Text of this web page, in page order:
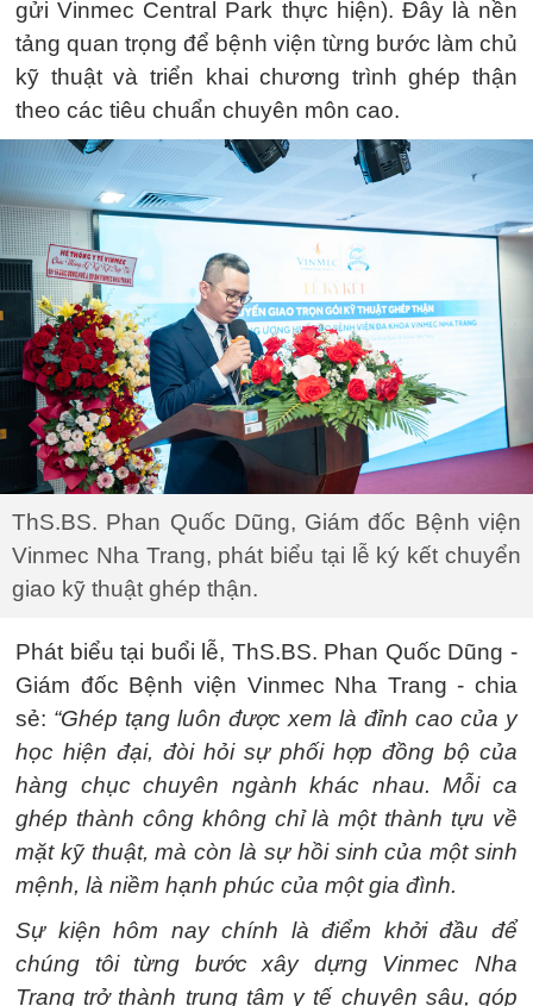
gửi Vinmec Central Park thực hiện). Đây là nền
tảng quan trọng để bệnh viện từng bước làm chủ
kỹ thuật và triển khai chương trình ghép thận
theo các tiêu chuẩn chuyên môn cao.
ThS.BS. Phan Quốc Dũng, Giám đốc Bệnh viện
Vinmec Nha Trang, phát biểu tại lễ ký kết chuyển
giao kỹ thuật ghép thận.
Phát biểu tại buổi lễ, ThS.BS. Phan Quốc Dũng -
Giám đốc Bệnh viện Vinmec Nha Trang - chia
sẻ: “Ghép tạng luôn được xem là đỉnh cao của y
học hiện đại, đòi hỏi sự phối hợp đồng bộ của
hàng chục chuyên ngành khác nhau. Mỗi ca
ghép thành công không chỉ là một thành tựu về
mặt kỹ thuật, mà còn là sự hồi sinh của một sinh
mệnh, là niềm hạnh phúc của một gia đình.
Sự kiện hôm nay chính là điểm khởi đầu để
chúng tôi từng bước xây dựng Vinmec Nha
Trang trở thành trung tâm y tế chuyên sâu, góp